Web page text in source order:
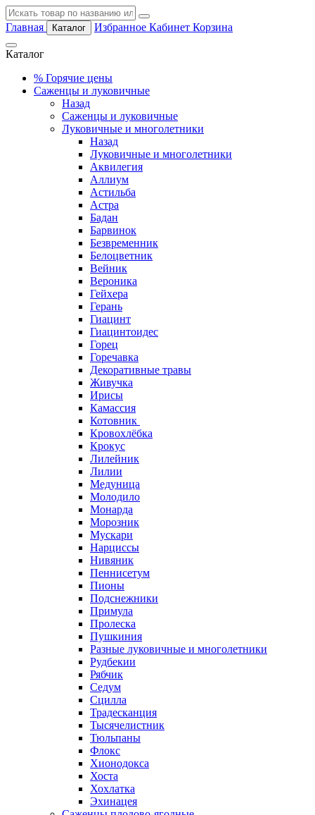
Главная Каталог Избранное Кабинет Корзина
Каталог
% Горячие цены
Саженцы и луковичные
Назад
Саженцы и луковичные
Луковичные и многолетники
Назад
Луковичные и многолетники
Аквилегия
Аллиум
Астильба
Астра
Бадан
Барвинок
Безвременник
Белоцветник
Вейник
Вероника
Гейхера
Герань
Гиацинт
Гиацинтоидес
Горец
Горечавка
Декоративные травы
Живучка
Ирисы
Камассия
Котовник
Кровохлёбка
Крокус
Лилейник
Лилии
Медуница
Молодило
Монарда
Морозник
Мускари
Нарциссы
Нивяник
Пеннисетум
Пионы
Подснежники
Примула
Пролеска
Пушкиния
Разные луковичные и многолетники
Рудбекии
Рябчик
Седум
Сцилла
Традесканция
Тысячелистник
Тюльпаны
Флокс
Хионодокса
Хоста
Хохлатка
Эхинацея